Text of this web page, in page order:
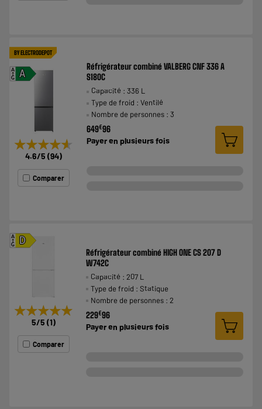
BY ELECTRODEPOT
A
A
G
★★★★★
★★★★★
4.6/5 (94)
Comparer
Réfrigérateur combiné VALBERG CNF 336 A
S180C
Capacité : 336 L
Type de froid : Ventilé
Nombre de personnes : 3
649€96
Payer en plusieurs fois
D
A
G
★★★★★
★★★★★
5/5 (1)
Comparer
Réfrigérateur combiné HIGH ONE CS 207 D
W742C
Capacité : 207 L
Type de froid : Statique
Nombre de personnes : 2
229€96
Payer enplusieurs fois